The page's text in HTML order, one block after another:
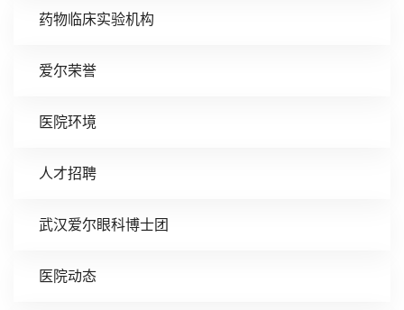
药物临床实验机构
爱尔荣誉
医院环境
人才招聘
武汉爱尔眼科博士团
医院动态